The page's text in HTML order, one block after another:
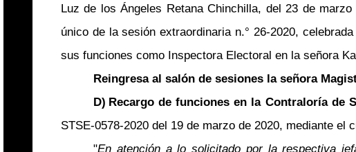
Luz de los Ángeles Retana Chinchilla, del 23 de
único de la sesión extraordinaria n.° 26-2020,
sus funciones como Inspectora Electoral en la señora
Reingresa al salón de sesiones la señora
D) Recargo de funciones en la Contraloría de
STSE-0578-2020 del 19 de marzo de 2020, mediante el
"En atención a lo solicitado por la respectiva